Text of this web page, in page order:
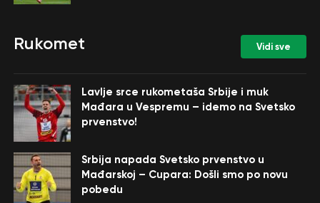
Rukomet Vidi sve
Lavlje srce rukometaša Srbije i muk
Mađara u Vespremu – idemo na Svetsko
prvenstvo!
Srbija napada Svetsko prvenstvo u
Mađarskoj – Cupara: Došli smo po novu
pobedu